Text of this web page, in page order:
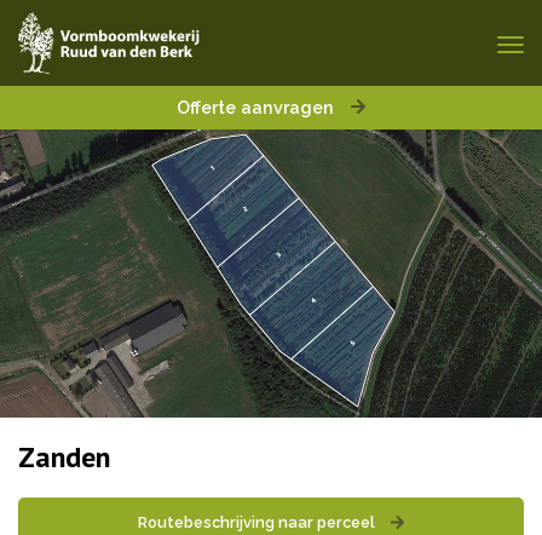
Offerte aanvragen
Zanden
Routebeschrijving naar perceel